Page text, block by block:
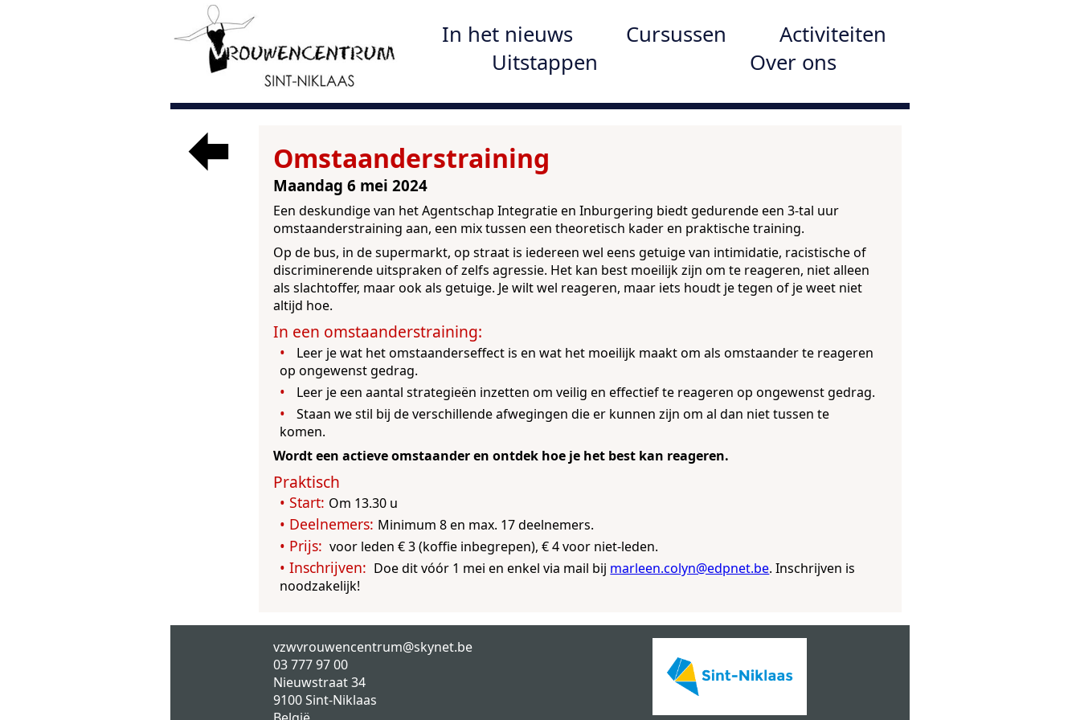
In het nieuws Cursussen
Activiteiten
Uitstappen
Over ons
Omstaanderstraining
Maandag 6 mei 2024
Een deskundige van het Agentschap Integratie en Inburgering biedt gedurende een 3-tal uur
omstaanderstraining aan, een mix tussen een theoretisch kader en praktische training.
Op de bus, in de supermarkt, op straat is iedereen wel eens getuige van intimidatie, racistische of
discriminerende uitspraken of zelfs agressie. Het kan best moeilijk zijn om te reageren, niet alleen
als slachtoffer, maar ook als getuige. Je wilt wel reageren, maar iets houdt je tegen of je weet niet
altijd hoe.
Leer je wat het omstaanderseffect is en wat het moeilijk maakt om als omstaander te reageren
op ongewenst gedrag.
Leer je een aantal strategieën inzetten om veilig en effectief te reageren op ongewenst gedrag.
Staan we stil bij de verschillende afwegingen die er kunnen zijn om al dan niet tussen te
komen.
Wordt een actieve omstaander en ontdek hoe je het best kan reageren.
Om 13.30 u
Minimum 8 en max. 17 deelnemers.
voor leden € 3 (koffie inbegrepen), € 4 voor niet-leden.
Doe dit vóór 1 mei en enkel via mail bij marleen.colyn@edpnet.be. Inschrijven is
noodzakelijk!
vzwvrouwencentrum@skynet.be
03 777 97 00
Nieuwstraat 34
9100Sint-Niklaas